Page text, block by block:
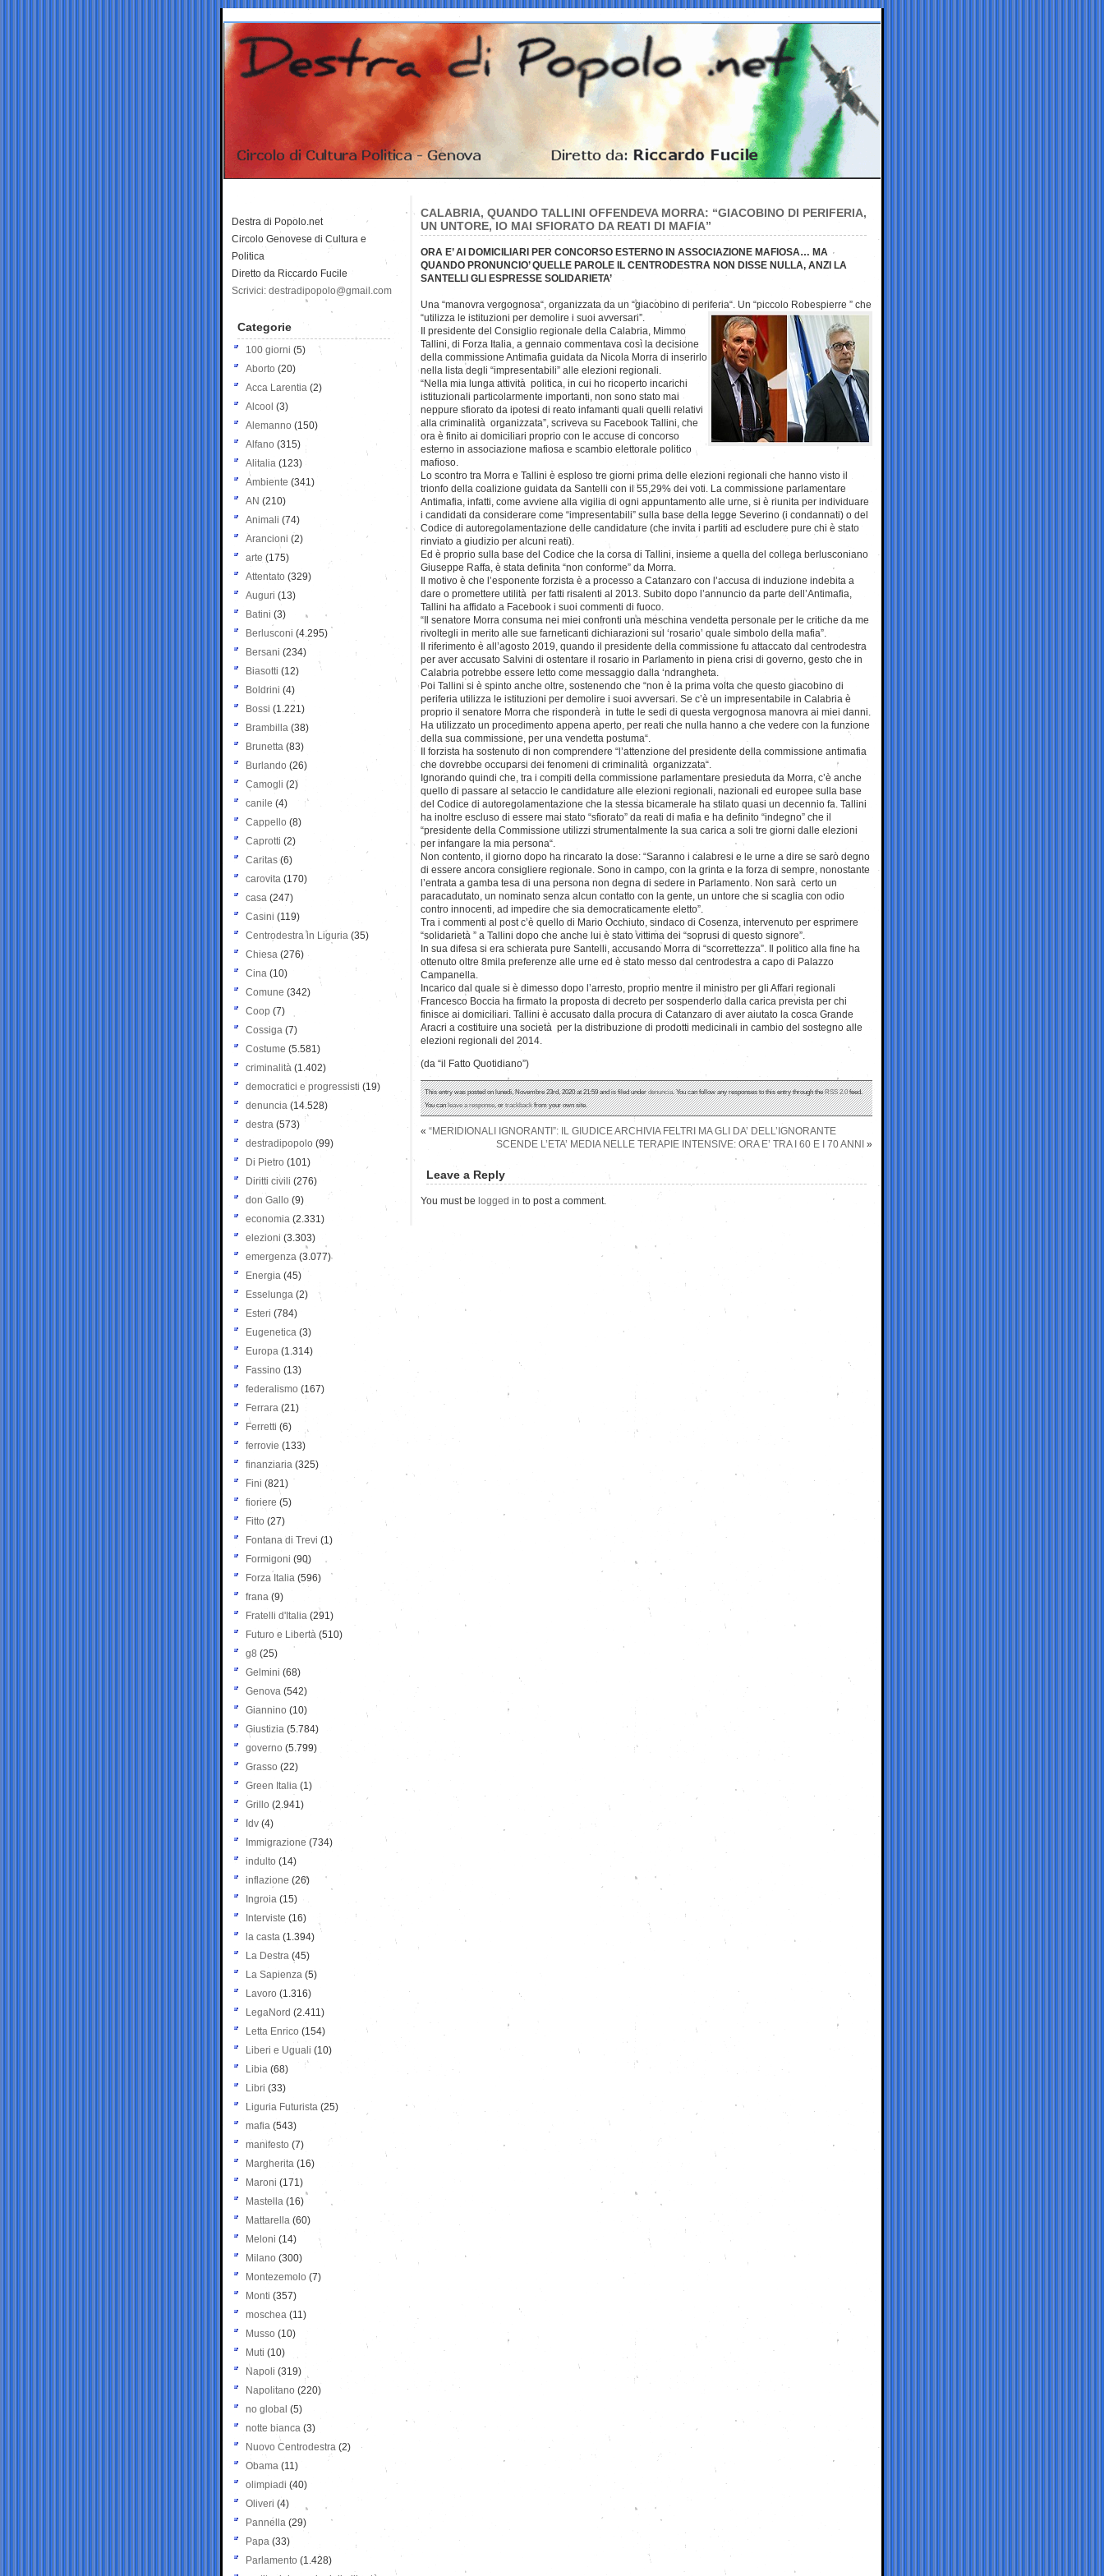
CALABRIA, QUANDO TALLINI OFFENDEVA MORRA: “GIACOBINO DI PERIFERIA,
UN UNTORE, IO MAI SFIORATO DA REATI DI MAFIA”
ORA E’ AI DOMICILIARI PER CONCORSO ESTERNO IN ASSOCIAZIONE MAFIOSA… MA
QUANDO PRONUNCIO’ QUELLE PAROLE IL CENTRODESTRA NON DISSE NULLA, ANZI LA
SANTELLI GLI ESPRESSE SOLIDARIETA’
Una “manovra vergognosa“, organizzata da un “giacobino di periferia“. Un “piccolo Robespierre ” che
“utilizza le istituzioni per demolire i suoi avversari”.
Il presidente del Consiglio regionale della Calabria, Mimmo
Tallini, di Forza Italia, a gennaio commentava così la decisione
della commissione Antimafia guidata da Nicola Morra di inserirlo
nella lista degli “impresentabili” alle elezioni regionali.
“Nella mia lunga attività politica, in cui ho ricoperto incarichi
istituzionali particolarmente importanti, non sono stato mai
neppure sfiorato da ipotesi di reato infamanti quali quelli relativi
alla criminalità organizzata”, scriveva su Facebook Tallini, che
ora è finito ai domiciliari proprio con le accuse di concorso
esterno in associazione mafiosa e scambio elettorale politico
mafioso.
Lo scontro tra Morra e Tallini è esploso tre giorni prima delle elezioni regionali che hanno visto il
trionfo della coalizione guidata da Santelli con il 55,29% dei voti. La commissione parlamentare
Antimafia, infatti, come avviene alla vigilia di ogni appuntamento alle urne, si è riunita per individuare
i candidati da considerare come “impresentabili” sulla base della legge Severino (i condannati) o del
Codice di autoregolamentazione delle candidature (che invita i partiti ad escludere pure chi è stato
rinviato a giudizio per alcuni reati).
Ed è proprio sulla base del Codice che la corsa di Tallini, insieme a quella del collega berlusconiano
Giuseppe Raffa, è stata definita “non conforme” da Morra.
Il motivo è che l’esponente forzista è a processo a Catanzaro con l’accusa di induzione indebita a
dare o promettere utilità per fatti risalenti al 2013. Subito dopo l’annuncio da parte dell’Antimafia,
Tallini ha affidato a Facebook i suoi commenti di fuoco.
“Il senatore Morra consuma nei miei confronti una meschina vendetta personale per le critiche da me
rivoltegli in merito alle sue farneticanti dichiarazioni sul ‘rosario’ quale simbolo della mafia”.
Il riferimento è all’agosto 2019, quando il presidente della commissione fu attaccato dal centrodestra
per aver accusato Salvini di ostentare il rosario in Parlamento in piena crisi di governo, gesto che in
Calabria potrebbe essere letto come messaggio dalla ‘ndrangheta.
Poi Tallini si è spinto anche oltre, sostenendo che “non è la prima volta che questo giacobino di
periferia utilizza le istituzioni per demolire i suoi avversari. Se c’è un impresentabile in Calabria è
proprio il senatore Morra che risponderà in tutte le sedi di questa vergognosa manovra ai miei danni.
Ha utilizzato un procedimento appena aperto, per reati che nulla hanno a che vedere con la funzione
della sua commissione, per una vendetta postuma“.
Il forzista ha sostenuto di non comprendere “l’attenzione del presidente della commissione antimafia
che dovrebbe occuparsi dei fenomeni di criminalità organizzata“.
Ignorando quindi che, tra i compiti della commissione parlamentare presieduta da Morra, c’è anche
quello di passare al setaccio le candidature alle elezioni regionali, nazionali ed europee sulla base
del Codice di autoregolamentazione che la stessa bicamerale ha stilato quasi un decennio fa. Tallini
ha inoltre escluso di essere mai stato “sfiorato” da reati di mafia e ha definito “indegno” che il
“presidente della Commissione utilizzi strumentalmente la sua carica a soli tre giorni dalle elezioni
per infangare la mia persona“.
Non contento, il giorno dopo ha rincarato la dose: “Saranno i calabresi e le urne a dire se sarò degno
di essere ancora consigliere regionale. Sono in campo, con la grinta e la forza di sempre, nonostante
l’entrata a gamba tesa di una persona non degna di sedere in Parlamento. Non sarà certo un
paracadutato, un nominato senza alcun contatto con la gente, un untore che si scaglia con odio
contro innocenti, ad impedire che sia democraticamente eletto”.
Tra i commenti al post c’è quello di Mario Occhiuto, sindaco di Cosenza, intervenuto per esprimere
“solidarietà ” a Tallini dopo che anche lui è stato vittima dei “soprusi di questo signore”.
In sua difesa si era schierata pure Santelli, accusando Morra di “scorrettezza”. Il politico alla fine ha
ottenuto oltre 8mila preferenze alle urne ed è stato messo dal centrodestra a capo di Palazzo
Campanella.
Incarico dal quale si è dimesso dopo l’arresto, proprio mentre il ministro per gli Affari regionali
Francesco Boccia ha firmato la proposta di decreto per sospenderlo dalla carica prevista per chi
finisce ai domiciliari. Tallini è accusato dalla procura di Catanzaro di aver aiutato la cosca Grande
Aracri a costituire una società per la distribuzione di prodotti medicinali in cambio del sostegno alle
elezioni regionali del 2014.
(da “il Fatto Quotidiano”)
This entry was posted on lunedì, Novembre 23rd, 2020 at 21:59 and is filed underdenuncia. You can follow any responses to this entry through theRSS 2.0feed.
You canleave a response, ortrackbackfrom your own site.
« “MERIDIONALI IGNORANTI”: IL GIUDICE ARCHIVIA FELTRI MA GLI DA’ DELL’IGNORANTE
SCENDE L’ETA’ MEDIA NELLE TERAPIE INTENSIVE: ORA E’ TRA I 60 E I 70 ANNI »
Leave a Reply
You must be logged in to post a comment.
Destra di Popolo.net
Circolo Genovese di Cultura e
Politica
Diretto da Riccardo Fucile
Scrivici: destradipopolo@gmail.com
Categorie
100 giorni (5)
Aborto (20)
Acca Larentia (2)
Alcool (3)
Alemanno (150)
Alfano (315)
Alitalia (123)
Ambiente (341)
AN (210)
Animali (74)
Arancioni (2)
arte (175)
Attentato (329)
Auguri (13)
Batini (3)
Berlusconi (4.295)
Bersani (234)
Biasotti (12)
Boldrini (4)
Bossi (1.221)
Brambilla (38)
Brunetta (83)
Burlando (26)
Camogli (2)
canile (4)
Cappello (8)
Caprotti (2)
Caritas (6)
carovita (170)
casa (247)
Casini (119)
Centrodestra in Liguria (35)
Chiesa (276)
Cina (10)
Comune (342)
Coop (7)
Cossiga (7)
Costume (5.581)
criminalità (1.402)
democratici e progressisti (19)
denuncia (14.528)
destra (573)
destradipopolo (99)
Di Pietro (101)
Diritti civili (276)
don Gallo (9)
economia (2.331)
elezioni (3.303)
emergenza (3.077)
Energia (45)
Esselunga (2)
Esteri (784)
Eugenetica (3)
Europa (1.314)
Fassino (13)
federalismo (167)
Ferrara (21)
Ferretti (6)
ferrovie (133)
finanziaria (325)
Fini (821)
fioriere (5)
Fitto (27)
Fontana di Trevi (1)
Formigoni (90)
Forza Italia (596)
frana (9)
Fratelli d'Italia (291)
Futuro e Libertà (510)
g8 (25)
Gelmini (68)
Genova (542)
Giannino (10)
Giustizia (5.784)
governo (5.799)
Grasso (22)
Green Italia (1)
Grillo (2.941)
Idv (4)
Immigrazione (734)
indulto (14)
inflazione (26)
Ingroia (15)
Interviste (16)
la casta (1.394)
La Destra (45)
La Sapienza (5)
Lavoro (1.316)
LegaNord (2.411)
Letta Enrico (154)
Liberi e Uguali (10)
Libia (68)
Libri (33)
Liguria Futurista (25)
mafia (543)
manifesto (7)
Margherita (16)
Maroni (171)
Mastella (16)
Mattarella (60)
Meloni (14)
Milano (300)
Montezemolo (7)
Monti (357)
moschea (11)
Musso (10)
Muti (10)
Napoli (319)
Napolitano (220)
no global (5)
notte bianca (3)
Nuovo Centrodestra (2)
Obama (11)
olimpiadi (40)
Oliveri (4)
Pannella (29)
Papa (33)
Parlamento (1.428)